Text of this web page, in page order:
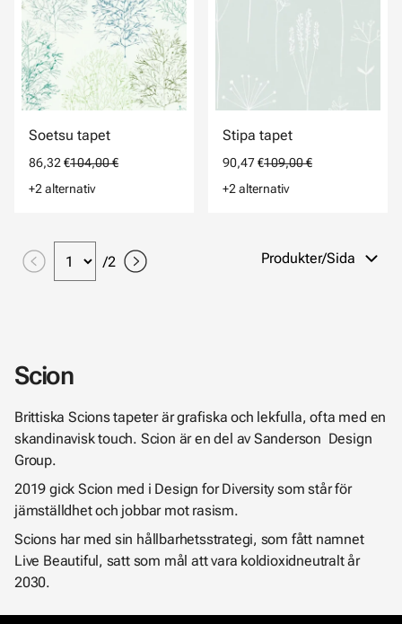
Soetsu tapet
86,32 €104,00 €
+2 alternativ
Stipa tapet
90,47 €109,00 €
+2 alternativ
/2 Produkter/Sida
Scion
Brittiska Scions tapeter är grafiska och lekfulla, ofta med en
skandinavisk touch. Scion är en del av Sanderson Design
Group.
2019 gick Scion med i Design for Diversity som står för
jämställdhet och jobbar mot rasism.
Scions har med sin hållbarhetsstrategi, som fått namnet
Live Beautiful, satt som mål att vara koldioxidneutralt år
2030.